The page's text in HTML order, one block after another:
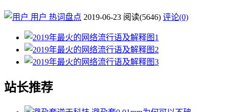
用户 热词盘点 2019-06-23 阅读(5646) 评论(0)
站长推荐